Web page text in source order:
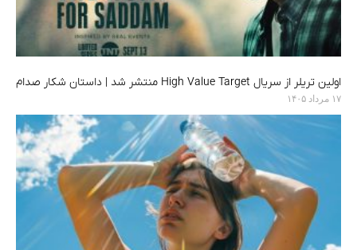
اولین تریلر از سریال High Value Target منتشر شد | داستان شکار صدام
۱۷ مرداد ۱۴۰۵